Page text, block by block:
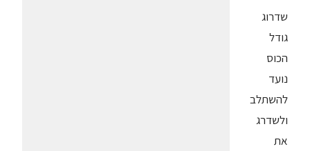
שדרוג
גודל
הכוס
נועד
להשתלב
ולשדרג
את